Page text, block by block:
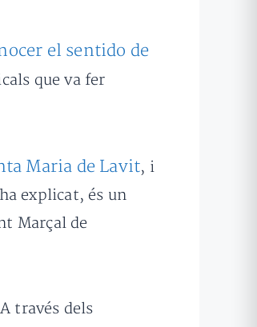
el sentido de
que va fer
Maria de Lavit, i
explicat, és un
Marçal de
través dels